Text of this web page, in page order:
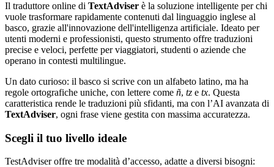
Il traduttore online di TextAdviser è la soluzione intelligente per chi
vuole trasformare rapidamente contenuti dal linguaggio inglese al
basco, grazie all'innovazione dell'intelligenza artificiale. Ideato per
utenti moderni e professionisti, questo strumento offre traduzioni
precise e veloci, perfette per viaggiatori, studenti o aziende che
operano in contesti multilingue.
Un dato curioso: il basco si scrive con un alfabeto latino, ma ha
regole ortografiche uniche, con lettere come ñ, tz e tx. Questa
caratteristica rende le traduzioni più sfidanti, ma con l’AI avanzata di
TextAdviser, ogni frase viene gestita con massima accuratezza.
Scegli il tuo livello ideale
TestAdviser offre tre modalità d’accesso, adatte a diversi bisogni: